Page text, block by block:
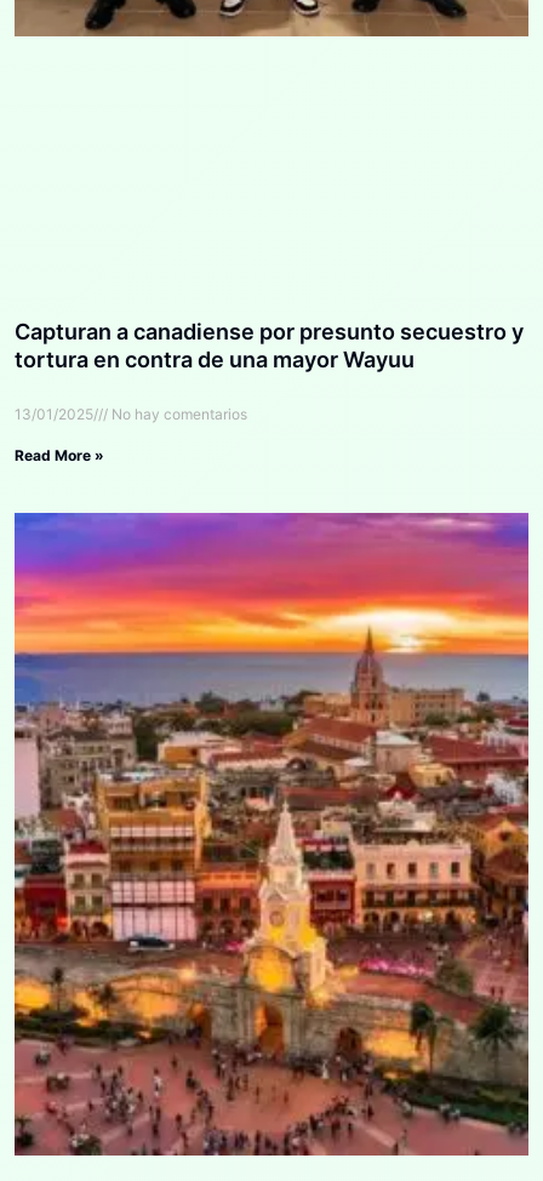
Capturan a canadiense por presunto secuestro y
tortura en contra de una mayor Wayuu
13/01/2025 No hay comentarios
Read More »